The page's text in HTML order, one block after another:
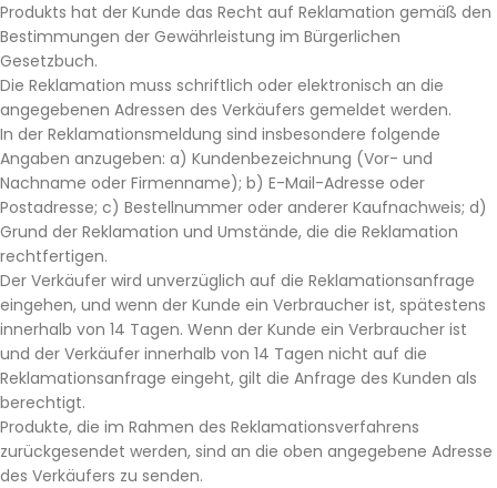
Produkts hat der Kunde das Recht auf Reklamation gemäß den
Bestimmungen der Gewährleistung im Bürgerlichen
Gesetzbuch.
Die Reklamation muss schriftlich oder elektronisch an die
angegebenen Adressen des Verkäufers gemeldet werden.
In der Reklamationsmeldung sind insbesondere folgende
Angaben anzugeben: a) Kundenbezeichnung (Vor- und
Nachname oder Firmenname); b) E-Mail-Adresse oder
Postadresse; c) Bestellnummer oder anderer Kaufnachweis; d)
Grund der Reklamation und Umstände, die die Reklamation
rechtfertigen.
Der Verkäufer wird unverzüglich auf die Reklamationsanfrage
eingehen, und wenn der Kunde ein Verbraucher ist, spätestens
innerhalb von 14 Tagen. Wenn der Kunde ein Verbraucher ist
und der Verkäufer innerhalb von 14 Tagen nicht auf die
Reklamationsanfrage eingeht, gilt die Anfrage des Kunden als
berechtigt.
Produkte, die im Rahmen des Reklamationsverfahrens
zurückgesendet werden, sind an die oben angegebene Adresse
des Verkäufers zu senden.